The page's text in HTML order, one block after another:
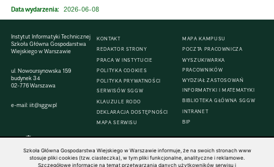
Data wydarzenia: 2026-06-08
Instytut Informatyki Technicznej
Szkoła Główna Gospodarstwa
Wiejskiego w Warszawie
ul. Nowoursynowska 159
budynek 34
02-776 Warszawa
e-mail:iit@sggw.pl
KONTAKT
REDAKTOR STRONY
PRACA W INSTYTUCIE
POLITYKA COOKIES
POLITYKA PRYWATNOŚCI
SERWISÓW SGGW
KLAUZULE RODO
DEKLARACJA DOSTĘPNOŚCI
MAPA SERWISU
MAPA KAMPUSU
POCZTA PRACOWNICZA
WYSZUKIWARKA
PRACOWNIKÓW
WYDZIAŁ ZASTOSOWAŃ
INFORMATYKI I MATEMATYKI
BIBLIOTEKA GŁÓWNA SGGW
INTRANET
BIP
Szkoła Główna Gospodarstwa Wiejskiego w Warszawie informuje, że na swoich stronach www
stosuje pliki cookies (tzw. ciasteczka), w tym pliki funkcjonalne, analityczne i reklamowe.
Szczegółowe informacje na temat przetwarzania danych użytkowników serwisu i